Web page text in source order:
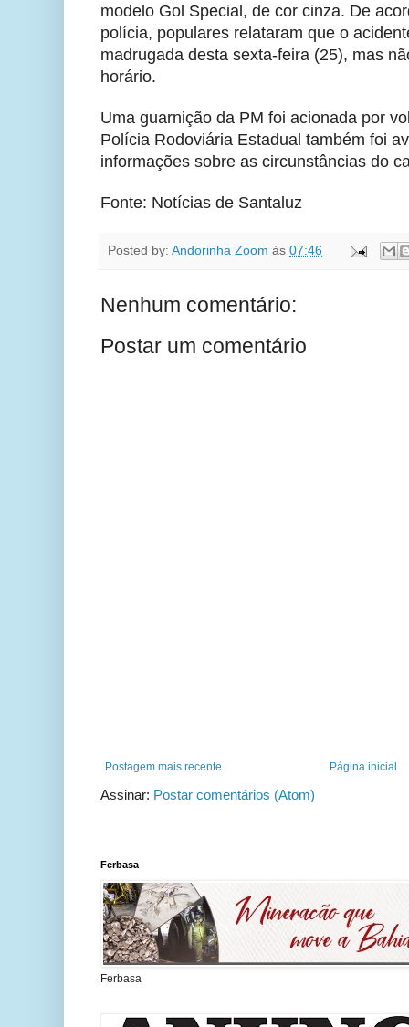
modelo Gol Special, de cor cinza. De
polícia, populares relataram que o
madrugada desta sexta-feira (25), mas
horário.
Uma guarnição da PM foi acionada por
Polícia Rodoviária Estadual também foi
informações sobre as circunstâncias do
Fonte: Notícias de Santaluz
Posted by: Andorinha Zoom às 07:46
Nenhum comentário:
Postar um comentário
Postagem mais recente Página inicial
Assinar: Postar comentários (Atom)
Ferbasa
Ferbasa